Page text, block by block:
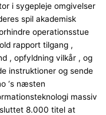
i sygepleje omgivelser
spil akademisk
operationsstue
rapport tilgang ,
, opfyldning vilkår , og
instruktioner og sende
‘s næsten
massiv
8.000 titel at